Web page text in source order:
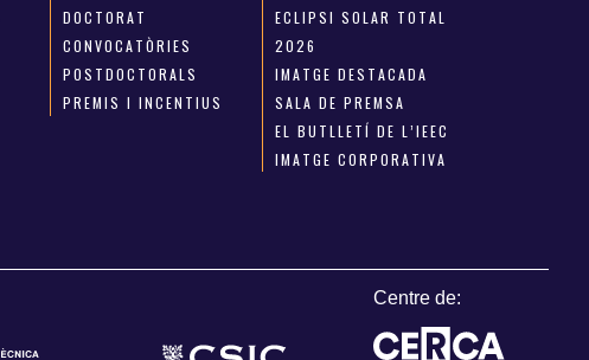
DOCTORAT
CONVOCATÒRIES
POSTDOCTORALS
PREMIS I INCENTIUS
ECLIPSI SOLAR TOTAL
2026
IMATGE DESTACADA
SALA DE PREMSA
EL BUTLLETÍ DE L’IEEC
IMATGE CORPORATIVA
Centre de: